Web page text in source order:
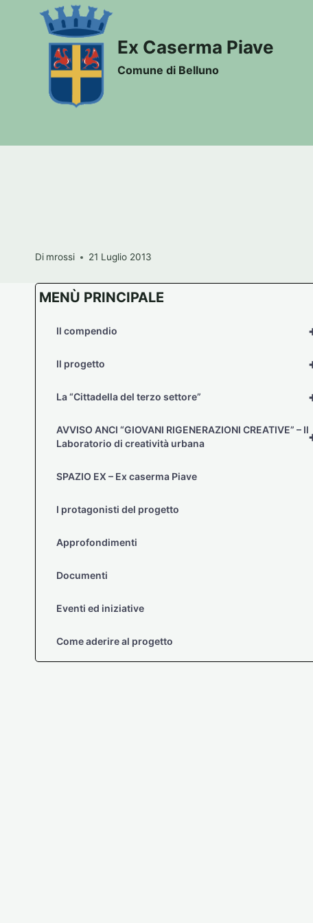
contenuto
Ex Caserma Piave
Comune di Belluno
Di mrossi 21 Luglio 2013
MENÙ PRINCIPALE
Il compendio
Il progetto
La “Cittadella del terzo settore”
AVVISO ANCI “GIOVANI RIGENERAZIONI CREATIVE” – Il
Laboratorio di creatività urbana
SPAZIO EX – Ex caserma Piave
I protagonisti del progetto
Approfondimenti
Documenti
Eventi ed iniziative
Come aderire al progetto